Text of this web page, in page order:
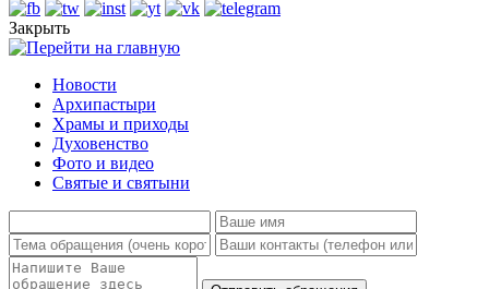
Закрыть
Новости
Архипастыри
Храмы и приходы
Духовенство
Фото и видео
Святые и святыни